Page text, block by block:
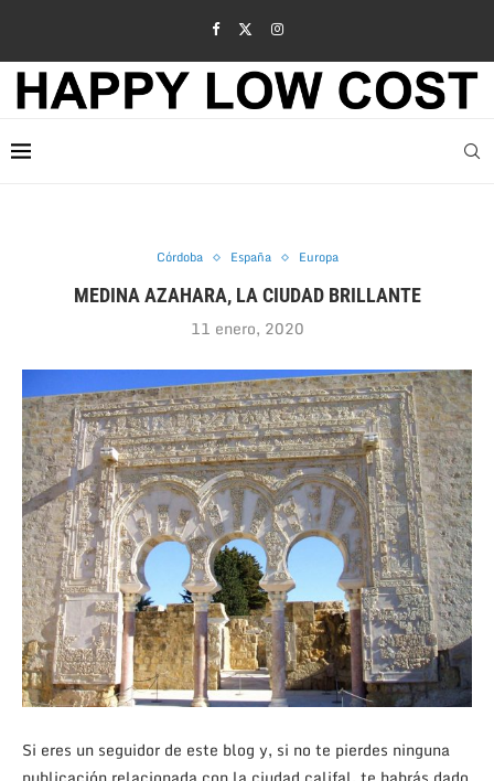
Córdoba España Europa
MEDINA AZAHARA, LA CIUDAD BRILLANTE
11 enero, 2020
Si eres un seguidor de este blog y, si no te pierdes ninguna